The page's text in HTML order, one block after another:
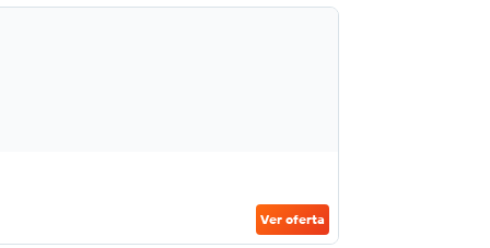
Ver oferta